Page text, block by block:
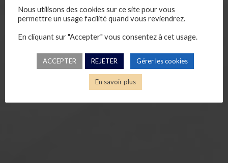
Nous utilisons des cookies sur ce site pour vous
permettre un usage facilité quand vous reviendrez.
En cliquant sur "Accepter" vous consentez à cet usage.
ACCEPTER REJETER Gérer les cookies
En savoir plus